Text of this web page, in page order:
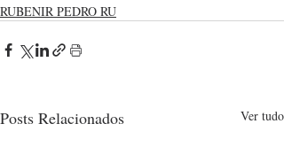
RUBENIR PEDRO RU
Posts Relacionados Ver tudo